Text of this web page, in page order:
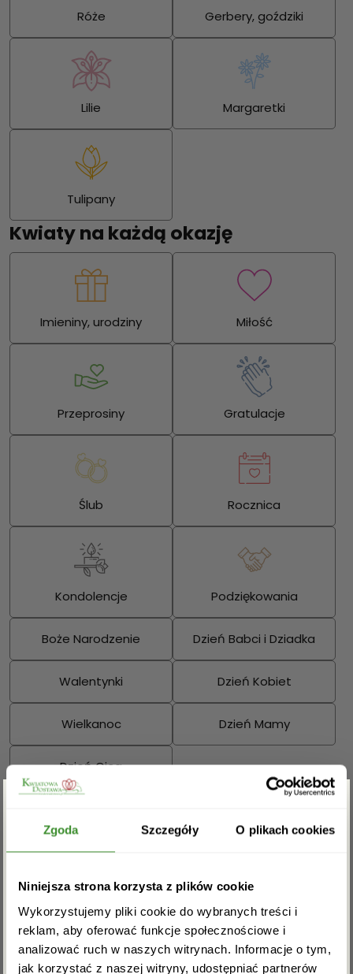
Zgoda Szczegóły O plikach cookies
Niniejsza strona korzysta z plików cookie
Wykorzystujemy pliki cookie do wybranych treści i
reklam, aby oferować funkcje społecznościowe i
analizować ruch w naszych witrynach. Informacje o tym,
jak korzystać z naszej witryny, udostępniać partnerów
Róże Gerbery, goździki
Lilie Margaretki
Tulipany
Kwiaty na każdą okazję
Imieniny, urodziny Miłość
Przeprosiny Gratulacje
Ślub Rocznica
Kondolencje Podziękowania
Boże Narodzenie Dzień Babci i Dziadka
Walentynki Dzień Kobiet
Wielkanoc Dzień Mamy
Dzień Ojca
Sprawdź również:
Bukiety mieszane Kosze kwiatowe
Zgarnij rabat -5%
Zapisz się do newslettera i zgarnij
rabat na pierwsze zakupy!